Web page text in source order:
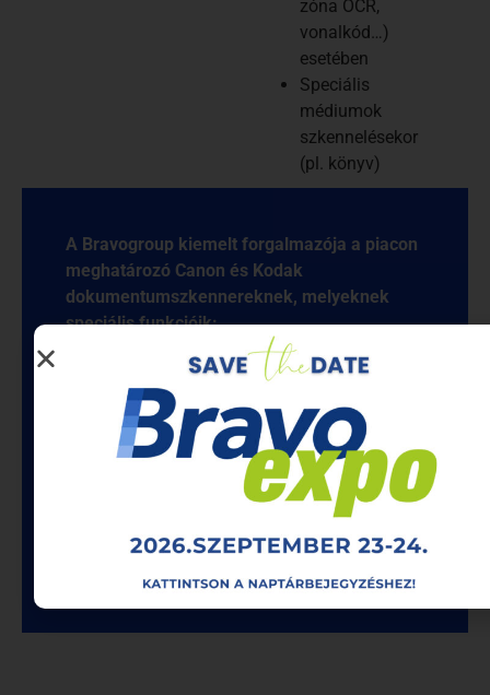
zóna OCR,
vonalkód…)
esetében
Speciális
médiumok
szkennelésekor
(pl. könyv)
A Bravogroup kiemelt forgalmazója a piacon
meghatározó Canon és Kodak
dokumentumszkennereknek, melyeknek
speciális funkcióik:
kiegészítő síkágy
dupla behúzás érzékelés
vonalkód alapú feldolgozás
zónából történő információ kinyerés és
kereshető pdf létrehozás
(dokumentumkezelő rendszerekbe
továbbítás)